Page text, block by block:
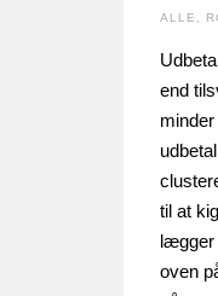
ALLE ,
end
til at
lægger
oven